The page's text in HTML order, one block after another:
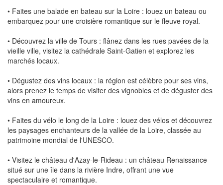
• Faites une balade en bateau sur la Loire : louez un bateau ou
embarquez pour une croisière romantique sur le fleuve royal.
• Découvrez la ville de Tours : flânez dans les rues pavées de la
vieille ville, visitez la cathédrale Saint-Gatien et explorez les
marchés locaux.
• Dégustez des vins locaux : la région est célèbre pour ses vins,
alors prenez le temps de visiter des vignobles et de déguster des
vins en amoureux.
• Faites du vélo le long de la Loire : louez des vélos et découvrez
les paysages enchanteurs de la vallée de la Loire, classée au
patrimoine mondial de l'UNESCO.
• Visitez le château d'Azay-le-Rideau : un château Renaissance
situé sur une île dans la rivière Indre, offrant une vue
spectaculaire et romantique.